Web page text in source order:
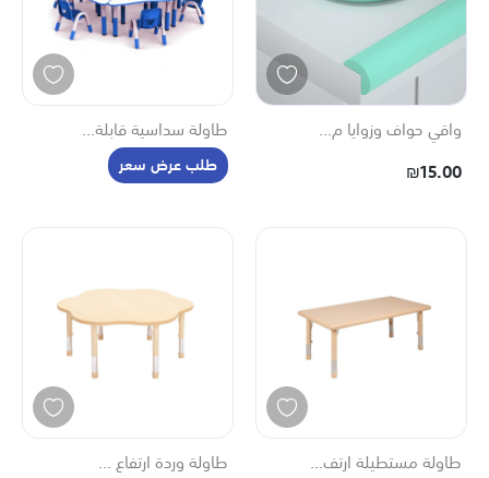
واقي حواف وزوايا م...
₪15.00
طاولة سداسية قابلة...
طلب عرض سعر
طاولة مستطيلة ارتف... طاولة وردة ارتفاع ...